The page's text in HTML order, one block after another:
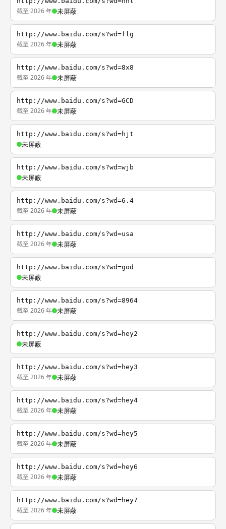
截至 2026 年 未屏蔽
http://www.baidu.com/s?wd=flg
截至 2026 年 未屏蔽
http://www.baidu.com/s?wd=8x8
截至 2026 年 未屏蔽
http://www.baidu.com/s?wd=GCD
截至 2026 年 未屏蔽
http://www.baidu.com/s?wd=hjt
未屏蔽
http://www.baidu.com/s?wd=wjb
未屏蔽
http://www.baidu.com/s?wd=6.4
截至 2026 年 未屏蔽
http://www.baidu.com/s?wd=usa
截至 2026 年 未屏蔽
http://www.baidu.com/s?wd=god
未屏蔽
http://www.baidu.com/s?wd=8964
截至 2026 年 未屏蔽
http://www.baidu.com/s?wd=hey2
未屏蔽
http://www.baidu.com/s?wd=hey3
截至 2026 年 未屏蔽
http://www.baidu.com/s?wd=hey4
截至 2026 年 未屏蔽
http://www.baidu.com/s?wd=hey5
截至 2026 年 未屏蔽
http://www.baidu.com/s?wd=hey6
截至 2026 年 未屏蔽
http://www.baidu.com/s?wd=hey7
截至 2026 年 未屏蔽